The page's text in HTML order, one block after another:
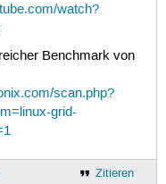
watch?
Benchmark von
scan.php?
grid-
Zitieren